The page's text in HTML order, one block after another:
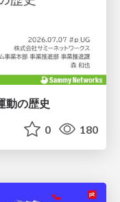
動の歴史
0 180